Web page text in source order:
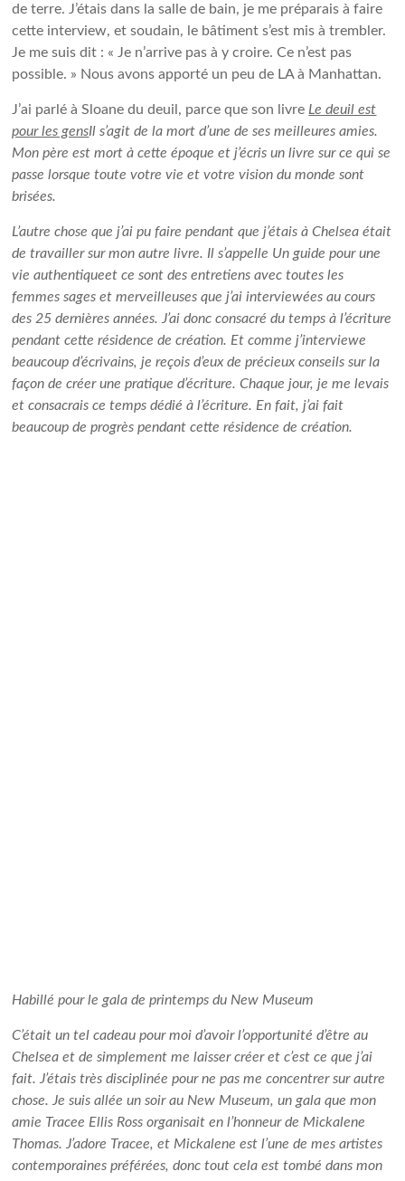
de terre. J’étais dans la salle de bain, je me préparais à faire
cette interview, et soudain, le bâtiment s’est mis à trembler.
Je me suis dit : « Je n’arrive pas à y croire. Ce n’est pas
possible. » Nous avons apporté un peu de LA à Manhattan.
J’ai parlé à Sloane du deuil, parce que son livre Le deuil est
pour les gensIl s’agit de la mort d’une de ses meilleures amies.
Mon père est mort à cette époque et j’écris un livre sur ce qui se
passe lorsque toute votre vie et votre vision du monde sont
brisées.
L’autre chose que j’ai pu faire pendant que j’étais à Chelsea était
de travailler sur mon autre livre. Il s’appelle Un guide pour une
vie authentiqueet ce sont des entretiens avec toutes les
femmes sages et merveilleuses que j’ai interviewées au cours
des 25 dernières années. J’ai donc consacré du temps à l’écriture
pendant cette résidence de création. Et comme j’interviewe
beaucoup d’écrivains, je reçois d’eux de précieux conseils sur la
façon de créer une pratique d’écriture. Chaque jour, je me levais
et consacrais ce temps dédié à l’écriture. En fait, j’ai fait
beaucoup de progrès pendant cette résidence de création.
Habillé pour le gala de printemps du New Museum
C’était un tel cadeau pour moi d’avoir l’opportunité d’être au
Chelsea et de simplement me laisser créer et c’est ce que j’ai
fait. J’étais très disciplinée pour ne pas me concentrer sur autre
chose. Je suis allée un soir au New Museum, un gala que mon
amie Tracee Ellis Ross organisait en l’honneur de Mickalene
Thomas. J’adore Tracee, et Mickalene est l’une de mes artistes
contemporaines préférées, donc tout cela est tombé dans mon